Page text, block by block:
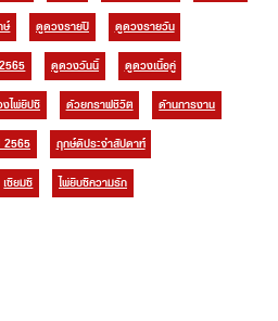
ษ์ ดูดวงรายปี
ดูดวงรายวัน
ดูดวงวันนี้
ดูดวงเนื้อคู่
ไพ่ยิปซี ด้วยกราฟชีวิต
ด้านการงาน
ฤกษ์ดีประจำสัปดาห์
เซียมซี ไพ่ยิบซีความรัก